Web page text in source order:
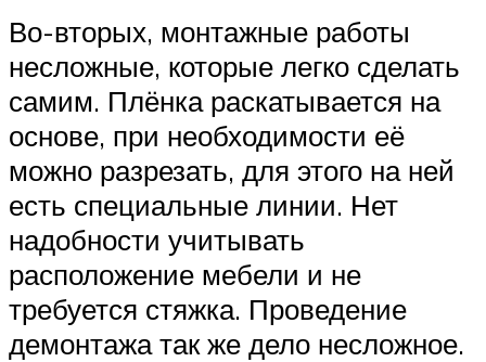
Во-вторых, монтажные работы
несложные, которые легко сделать
самим. Плёнка раскатывается на
основе, при необходимости её
можно разрезать, для этого на ней
есть специальные линии. Нет
надобности учитывать
расположение мебели и не
требуется стяжка. Проведение
демонтажа так же дело несложное.